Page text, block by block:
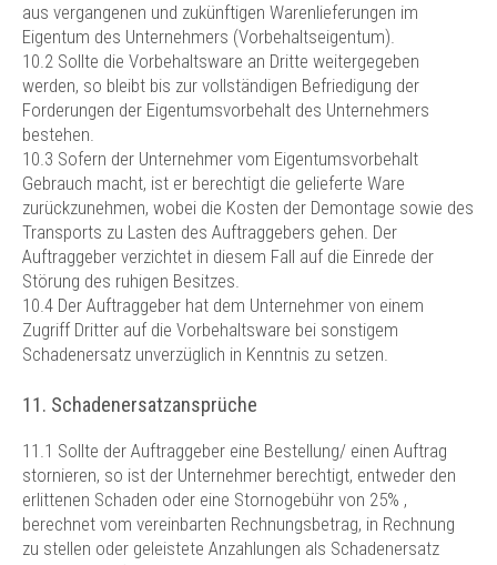
aus vergangenen und zukünftigen Warenlieferungen im
Eigentum des Unternehmers (Vorbehaltseigentum).
10.2 Sollte die Vorbehaltsware an Dritte weitergegeben
werden, so bleibt bis zur vollständigen Befriedigung der
Forderungen der Eigentumsvorbehalt des Unternehmers
bestehen.
10.3 Sofern der Unternehmer vom Eigentumsvorbehalt
Gebrauch macht, ist er berechtigt die gelieferte Ware
zurückzunehmen, wobei die Kosten der Demontage sowie des
Transports zu Lasten des Auftraggebers gehen. Der
Auftraggeber verzichtet in diesem Fall auf die Einrede der
Störung des ruhigen Besitzes.
10.4 Der Auftraggeber hat dem Unternehmer von einem
Zugriff Dritter auf die Vorbehaltsware bei sonstigem
Schadenersatz unverzüglich in Kenntnis zu setzen.
11. Schadenersatzansprüche
11.1 Sollte der Auftraggeber eine Bestellung/ einen Auftrag
stornieren, so ist der Unternehmer berechtigt, entweder den
erlittenen Schaden oder eine Stornogebühr von 25% ,
berechnet vom vereinbarten Rechnungsbetrag, in Rechnung
zu stellen oder geleistete Anzahlungen als Schadenersatz